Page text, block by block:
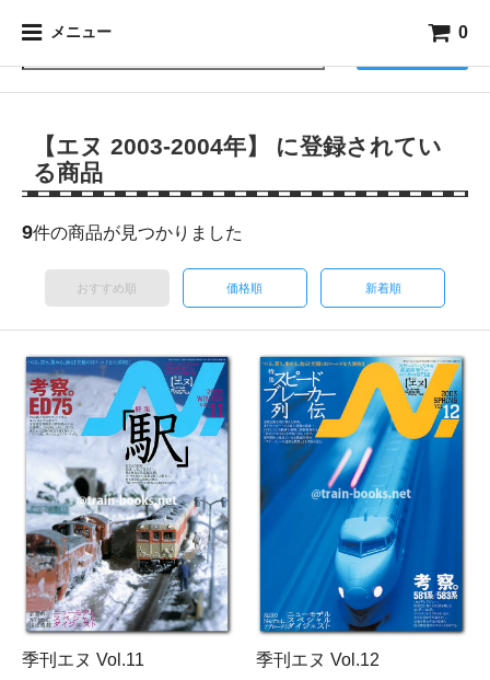
メニュー 0
【エヌ 2003-2004年】 に登録されてい
る商品
9件の商品が見つかりました
おすすめ順 価格順 新着順
季刊エヌ Vol.11
季刊エヌ Vol.12